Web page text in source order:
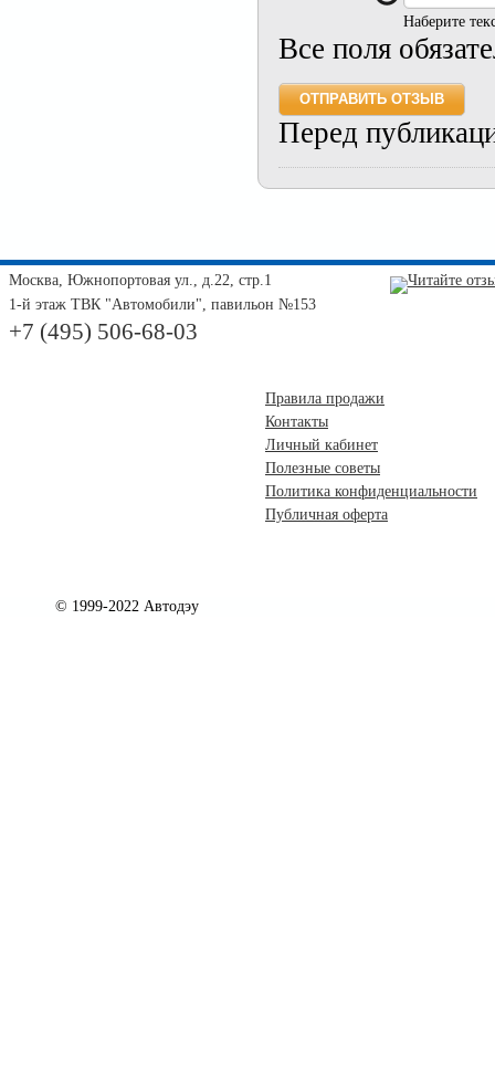
Наберите
Все поля
Перед
Москва, Южнопортовая ул., д.22, стр.1
1-й этаж ТВК "Автомобили", павильон №153
+7 (495) 506-68-03
Правила продажи
Контакты
Личный кабинет
Полезные советы
Политика конфиденциальности
Публичная оферта
© 1999-2022 Автодэу